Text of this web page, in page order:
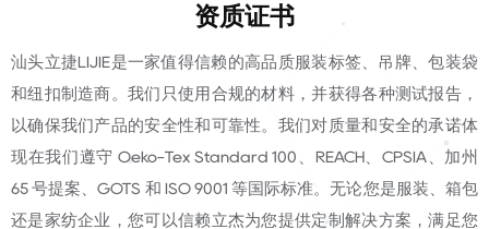
资质证书
汕头立捷LIJIE是一家值得信赖的高品质服装标签、吊牌、包装袋
和纽扣制造商。我们只使用合规的材料，并获得各种测试报告，
以确保我们产品的安全性和可靠性。 我们对质量和安全的承诺体
现在我们遵守 Oeko-Tex Standard 100、REACH、CPSIA、加州
65 号提案、GOTS 和 ISO 9001 等国际标准。无论您是服装、箱包
还是家纺企业，您可以信赖立杰为您提供定制解决方案，满足您